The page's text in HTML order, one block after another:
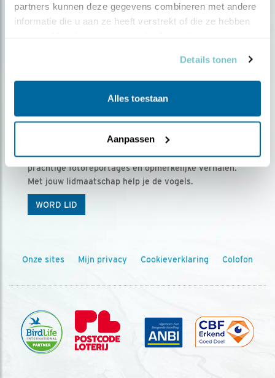
partners kunnen deze gegevens combineren met andere
informatie die u aan ze heeft verstrekt of die ze hebben
Details tonen
Alles toestaan
Aanpassen
Ontvang 5 x Vogels voor € 36,00 per jaar
Vogels is het tijdschrift voor onze leden, met
prachtige fotoreportages en opmerkelijke verhalen.
Met jouw lidmaatschap help je de vogels.
WORD LID
Onze sites Mijn privacy Cookieverklaring Colofon